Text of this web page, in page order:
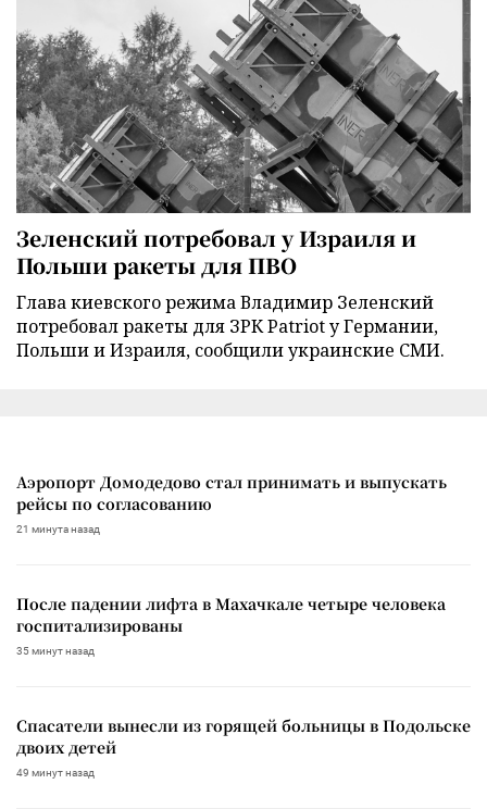
Зеленский потребовал у Израиля и
Польши ракеты для ПВО
Глава киевского режима Владимир Зеленский
потребовал ракеты для ЗРК Patriot у Германии,
Польши и Израиля, сообщили украинские СМИ.
Аэропорт Домодедово стал принимать и выпускать
рейсы по согласованию
21 минута назад
После падении лифта в Махачкале четыре человека
госпитализированы
35 минут назад
Спасатели вынесли из горящей больницы в Подольске
двоих детей
49 минут назад